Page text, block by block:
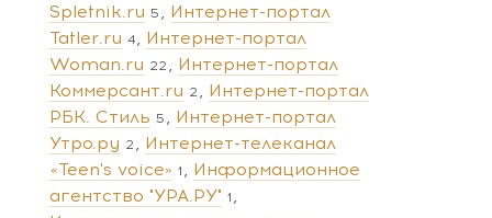
Spletnik.ru 5
Интернет-портал
Tatler.ru 4
Интернет-портал
Woman.ru 22
Интернет-портал
Коммерсант.ru 2
Интернет-портал
РБК. Стиль 5
Интернет-портал
Утро.ру 2
Интернет-телеканал
«Teen's voice» 1
Информационное
агентство "УРА.РУ" 1